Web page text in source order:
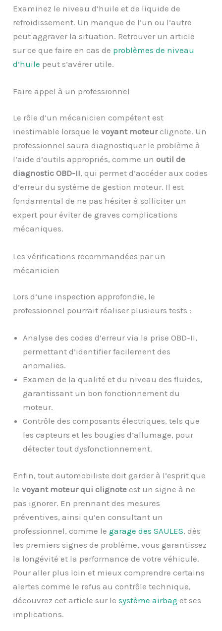
Examinez le niveau d’huile et de liquide de
refroidissement. Un manque de l’un ou l’autre
peut aggraver la situation. Retrouver un article
sur ce que faire en cas de problèmes de niveau
d’huile peut s’avérer utile.
Faire appel à un professionnel
Le rôle d’un mécanicien compétent est
inestimable lorsque levoyant moteurclignote. Un
professionnel saura diagnostiquer le problème à
l’aide d’outils appropriés, comme unoutil de
diagnostic OBD-II, qui permet d’accéder aux codes
d’erreur du système de gestion moteur. Il est
fondamental de ne pas hésiter à solliciter un
expert pour éviter de graves complications
mécaniques.
Les vérifications recommandées par un
mécanicien
Lors d’une inspection approfondie, le
professionnel pourrait réaliser plusieurs tests :
Analyse des codes d’erreur via la prise OBD-II,
permettant d’identifier facilement des
anomalies.
Examen de la qualité et du niveau des fluides,
garantissant un bon fonctionnement du
moteur.
Contrôle des composants électriques, tels que
les capteurs et les bougies d’allumage, pour
détecter tout dysfonctionnement.
Enfin, tout automobiliste doit garder à l’esprit que
levoyant moteur qui clignote est un signe à ne
pas ignorer. En prennant des mesures
préventives, ainsi qu’en consultant un
professionnel, comme legarage des SAULES, dès
les premiers signes de problème, vous garantissez
la longévité et la performance de votre véhicule.
Pour aller plus loin et mieux comprendre certains
alertes comme le refus au contrôle technique,
découvrez cet article sur lesystème airbag et ses
implications.